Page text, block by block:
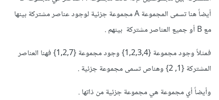
أيضاً هنا تسمى المجموعة A مجموعة جزئية لوجود عناصر مشتركة بينها
مع B أو جميع العناصر مشتركة بينهم .
فمثلاً وجود مجموعة {1,2,3,4} وجود مجموعة {1,2,7} فهنا العناصر
المشتركة {1, 2} وهناص تسمى مجموعة جزئية .
وأيضاً أي مجموعة هي مجموعة جزئية من ذاتها .